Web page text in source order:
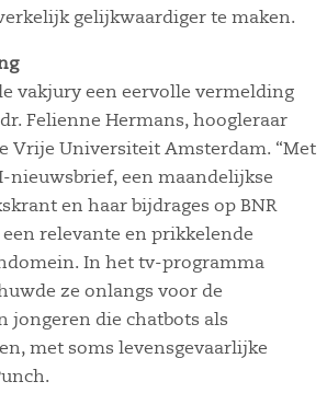
gelijkwaardiger te maken.
vakjury een eervolle vermelding
Felienne Hermans, hoogleraar
Vrije Universiteit Amsterdam. “Met
nieuwsbrief, een maandelijkse
en haar bijdrages op BNR
relevante en prikkelende
In het tv-programma
ze onlangs voor de
jongeren die chatbots als
met soms levensgevaarlijke